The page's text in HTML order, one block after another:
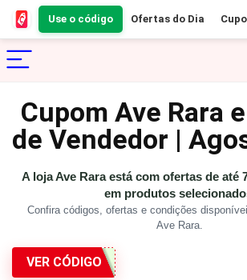
Use o código Ofertas do Dia
Cupom Ave Rara
de Vendedor |
A loja Ave Rara está com ofertas de até
em produtos
Confira códigos, ofertas e condições
Ave Rara.
VER CÓDIGO